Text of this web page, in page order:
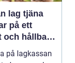
lag tjäna
på ett
och hållbart
på lagkassan